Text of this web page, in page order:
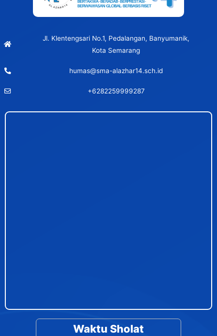
Jl. Klentengsari No.1, Pedalangan, Banyumanik,
Kota Semarang
humas@sma-alazhar14.sch.id
+6282259999287
Waktu Sholat